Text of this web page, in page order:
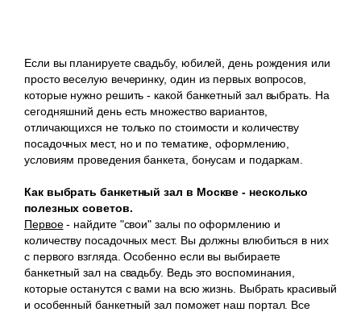
Если вы планируете свадьбу, юбилей, день рождения или
просто веселую вечеринку, один из первых вопросов,
которые нужно решить - какой банкетный зал выбрать. На
сегодняшний день есть множество вариантов,
отличающихся не только по стоимости и количеству
посадочных мест, но и по тематике, оформлению,
условиям проведения банкета, бонусам и подаркам.
Как выбрать банкетный зал в Москве - несколько
полезных советов.
Первое- найдите "свои" залы по оформлению и
количеству посадочных мест. Вы должны влюбиться в них
с первого взгляда. Особенно если вы выбираете
банкетный зал на свадьбу. Ведь это воспоминания,
которые останутся с вами на всю жизнь. Выбрать красивый
и особенный банкетный зал поможет наш портал. Все